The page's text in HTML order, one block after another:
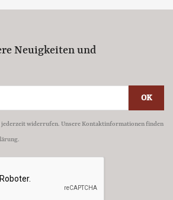
Neuigkeiten und
widerrufen. Unsere Kontaktinformationen finden